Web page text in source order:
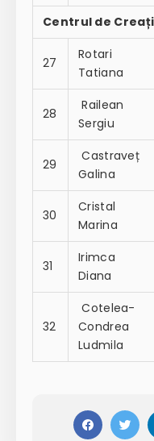
Centrul de
27
Rotari
Tatiana
28
Railean
Sergiu
29
Castraveț
Galina
30
Cristal
Marina
31
Irimca
Diana
32
Cotelea-
Condrea
Ludmila